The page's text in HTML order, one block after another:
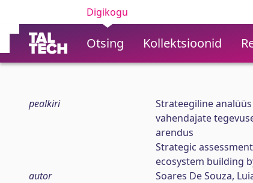
Digikogu
Otsing Kollektsioonid
pealkiri
Strateegiline
vahendajate
arendus
Strategic
ecosystem building
autor
Soares De Souza,